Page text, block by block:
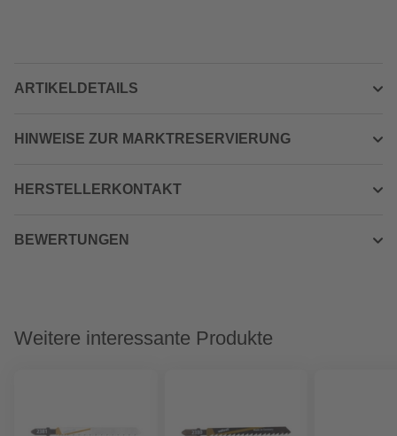
ARTIKELDETAILS
HINWEISE ZUR MARKTRESERVIERUNG
HERSTELLERKONTAKT
BEWERTUNGEN
Weitere interessante Produkte